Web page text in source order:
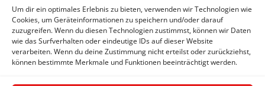
Um dir ein optimales Erlebnis zu bieten, verwenden wir Technologien wie
Cookies, um Geräteinformationen zu speichern und/oder darauf
zuzugreifen. Wenn du diesen Technologien zustimmst, können wir Daten
wie das Surfverhalten oder eindeutige IDs auf dieser Website
verarbeiten. Wenn du deine Zustimmung nicht erteilst oder zurückziehst,
können bestimmte Merkmale und Funktionen beeinträchtigt werden.
SEROLOGISCHE PROFILE
E.-cuniculi-Profil